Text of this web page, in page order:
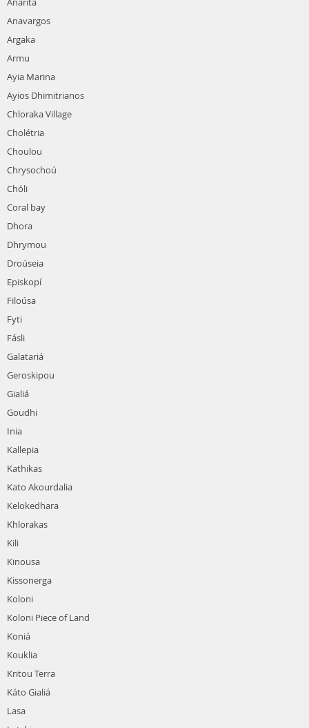
Anavargos
Argaka
Armu
Ayia Marina
Ayios Dhimitrianos
Chloraka Village
Cholétria
Choulou
Chrysochoú
Chóli
Coral bay
Dhora
Dhrymou
Droúseia
Episkopí
Filoúsa
Fyti
Fásli
Galatariá
Geroskipou
Gialiá
Goudhi
Inia
Kallepia
Kathikas
Kato Akourdalia
Kelokedhara
Khlorakas
Kili
Kinousa
Kissonerga
Koloni
Koloni Piece of Land
Koniá
Kouklia
Kritou Terra
Káto Gialiá
Lasa